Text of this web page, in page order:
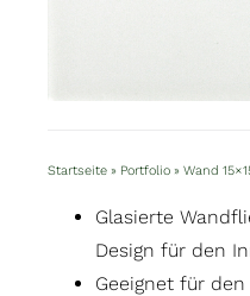
Startseite» Portfolio» Wand
Glasierte
Design für den
Geeignet für